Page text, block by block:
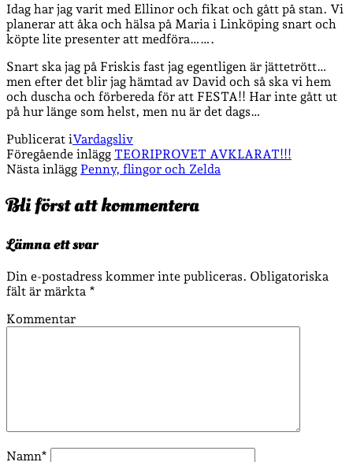
Idag har jag varit med Ellinor och fikat och gått på stan. Vi
planerar att åka och hälsa på Maria i Linköping snart och
köpte lite presenter att medföra…….
Snart ska jag på Friskis fast jag egentligen är jättetrött…
men efter det blir jag hämtad av David och så ska vi hem
och duscha och förbereda för att FESTA!! Har inte gått ut
på hur länge som helst, men nu är det dags…
Publicerat iVardagsliv
Föregående inlägg TEORIPROVET AVKLARAT!!!
Nästa inlägg Penny, flingor och Zelda
Bli först att kommentera
Lämna ett svar
Din e-postadress kommer inte publiceras. Obligatoriska
fält är märkta *
Kommentar
Namn*